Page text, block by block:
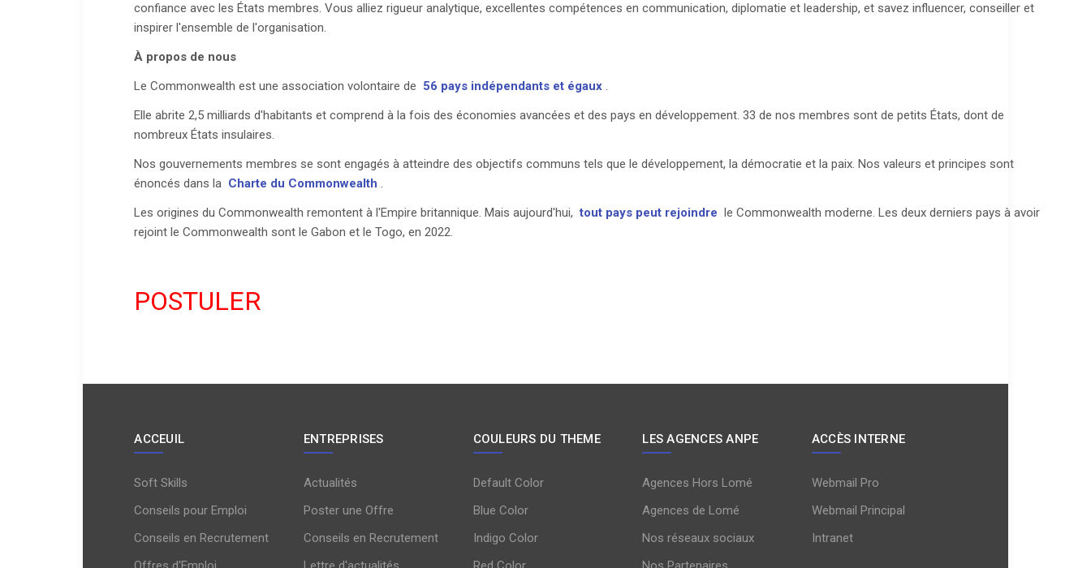
confiance avec les États membres. Vous alliez rigueur analytique, excellentes compétences en communication, diplomatie et leadership, et savez influencer, conseiller et
inspirer l'ensemble de l'organisation.
À propos de nous
Le Commonwealth est une association volontaire de 56 pays indépendants et égaux .
Elle abrite 2,5 milliards d'habitants et comprend à la fois des économies avancées et des pays en développement. 33 de nos membres sont de petits États, dont de
nombreux États insulaires.
Nos gouvernements membres se sont engagés à atteindre des objectifs communs tels que le développement, la démocratie et la paix. Nos valeurs et principes sont
énoncés dans la Charte du Commonwealth .
Les origines du Commonwealth remontent à l'Empire britannique. Mais aujourd'hui,tout pays peut rejoindre le Commonwealth moderne. Les deux derniers pays à avoir
rejoint le Commonwealth sont le Gabon et le Togo, en 2022.
POSTULER
ACCEUIL
Soft Skills
Conseils pour Emploi
Conseils en Recrutement
ENTREPRISES
Actualités
Poster une Offre
Conseils en Recrutement
COULEURS DU THEME
Default Color
Blue Color
Indigo Color
LES AGENCES ANPE
Agences Hors Lomé
Agences de Lomé
Nos réseaux sociaux
ACCÈS INTERNE
Webmail Pro
Webmail Principal
Intranet